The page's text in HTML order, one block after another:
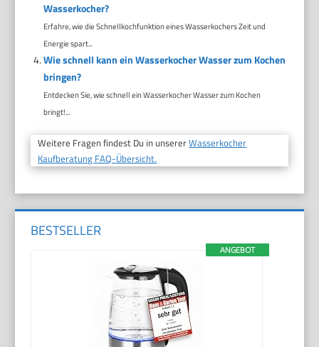
Wasserkocher?
Erfahre, wie die Schnellkochfunktion eines Wasserkochers Zeit und
Energie spart...
Wie schnell kann ein Wasserkocher Wasser zum Kochen
bringen?
Entdecken Sie, wie schnell ein Wasserkocher Wasser zum Kochen
bringt!...
Weitere Fragen findest Du in unsererWasserkocher
Kaufberatung FAQ-Übersicht.
BESTSELLER
ANGEBOT